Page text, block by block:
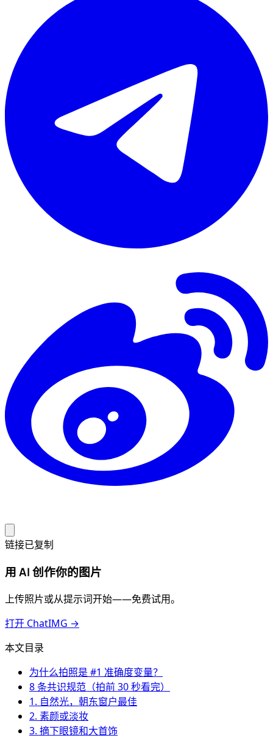
链接已复制
用 AI 创作你的图片
上传照片或从提示词开始——免费试用。
打开 ChatIMG →
本文目录
为什么拍照是 #1 准确度变量？
8 条共识规范（拍前 30 秒看完）
1. 自然光，朝东窗户最佳
2. 素颜或淡妆
3. 摘下眼镜和大首饰